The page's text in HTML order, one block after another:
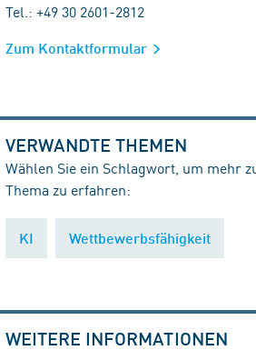
Tel.: +49 30 2601-2812
Zum Kontaktformular
VERWANDTE THEMEN
Wählen Sie ein Schlagwort, um mehr
Thema zu erfahren:
KI Wettbewerbsfähigkeit
WEITERE INFORMATIONEN